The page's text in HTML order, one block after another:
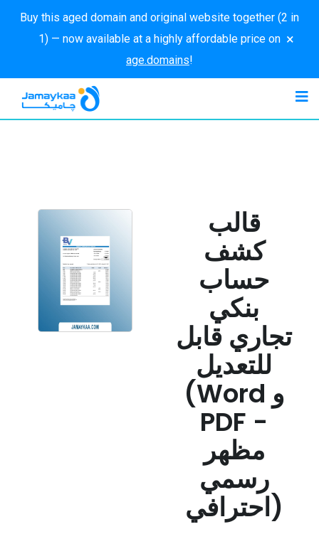
Buy this aged domain and original website together (2 in
1) — now available at a highly affordable price on
age.domains!
×
قالب
كشف
حساب
بنكي
تجاري قابل
للتعديل
(Word و
PDF -
مظهر
رسمي
احترافي)